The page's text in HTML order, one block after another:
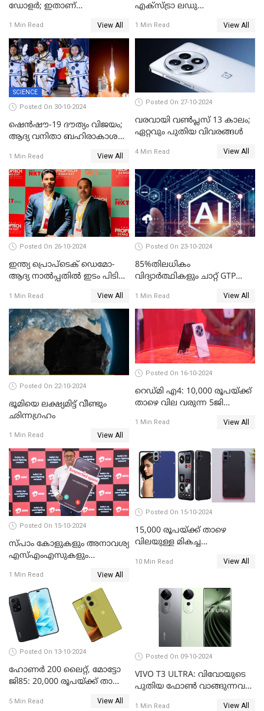
ഡോളര്‍; ഇതാണ്
ചാനലുകൾ യൂട്യൂബ്
തടഞ്ഞതാണ് കാരണം; കണ്ണ്
തള്ളി ഗൂഗിള്‍
1 Min Read View All
എക്സ്ട്രാ ലഡു
എല്ലായിടത്തും ഇതേ
പറയാനുള്ളു! ട്രെൻഡിങ്ങായി
ഗൂഗിൾ പേ ദീപാവലി ഓഫർ
1 Min Read View All
SCIENCE
Posted On 30-10-2024
ഷെന്‍ഷൗ-19 ദൗത്യം വിജയം;
ആദ്യ വനിതാ ബഹിരാകാശ
പേർ ടിയാൻഗോങിൽ
1 Min Read View All
Posted On 27-10-2024
വരവായി വൺപ്ലസ് 13 കാലം;
ഏറ്റവും പുതിയ വിവരങ്ങൾ
4 Min Read View All
Posted On 26-10-2024
ഇന്ത്യ പ്രൊപ്ടെക് ഡെമോ-
ആദ്യ നാല്‍പ്പതില്‍ ഇടം പിടിച്ച്
തിത്തിത്താര
1 Min Read View All
Posted On 23-10-2024
85%തിലധികം
വിദ്യാര്‍ത്ഥികളും ചാറ്റ് GTP
ഉപയോഗിക്കുന്നതായി
റിപ്പോര്‍ട്ട്
1 Min Read View All
Posted On 22-10-2024
ഭൂമിയെ ലക്ഷ്യമിട്ട് വീണ്ടും
ഛിന്നഗ്രഹം
1 Min Read View All
Posted On 16-10-2024
റെഡ്മി എ4: 10,000 രൂപയ്ക്ക്
താഴെ വില വരുന്ന 5ജി
1 Min Read View All
Posted On 15-10-2024
സ്പാം കോളുകളും അനാവശ്യ
എസ്എംഎസുകളും
എഐ ഫീച്ചറുമായി ഭാരതി
എയര്‍ടെല്‍
1 Min Read View All
Posted On 15-10-2024
15,000 രൂപയ്ക്ക് താഴെ
വിലയുള്ള മികച്ച
10 Min Read View All
Posted On 13-10-2024
ഹോണർ 200 ലൈറ്റ്, മോട്ടോ
ജി85: 20,000 രൂപയ്ക്ക് താഴെ
ഏതാണ്?
5 Min Read View All
Posted On 09-10-2024
VIVO T3 ULTRA: വിവോയുടെ
പുതിയ ഫോൺ വാങ്ങുന്നവർ
1 Min Read View All